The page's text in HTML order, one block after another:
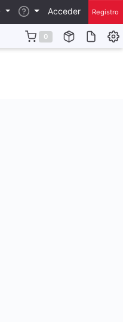
Acceder Registro
0